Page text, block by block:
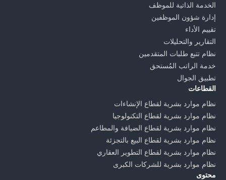
الخدمة الذاتية للموظف
إدارة شؤون الموظفين
تقييم الأداء
التقارير والتحليلات
نظام تتبع طلبات المتقدمين
خدمة الراتب المُستحق
تطبيق الجوال
القطاعات
نظام موارد بشرية لقطاع الإنشاءات
نظام موارد بشرية لقطاع التكنولوجيا
نظام موارد بشرية لقطاع الضيافة والمطاعم
نظام موارد بشرية لقطاع البيع بالتجزئة
نظام موارد بشرية لقطاع التطوير العقاري
نظام موارد بشرية للشركات الكبرى
محتوى